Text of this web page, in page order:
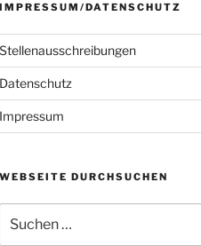
IMPRESSUM/DATENSCHUTZ
Stellenausschreibungen
Datenschutz
Impressum
WEBSEITE DURCHSUCHEN
nach: